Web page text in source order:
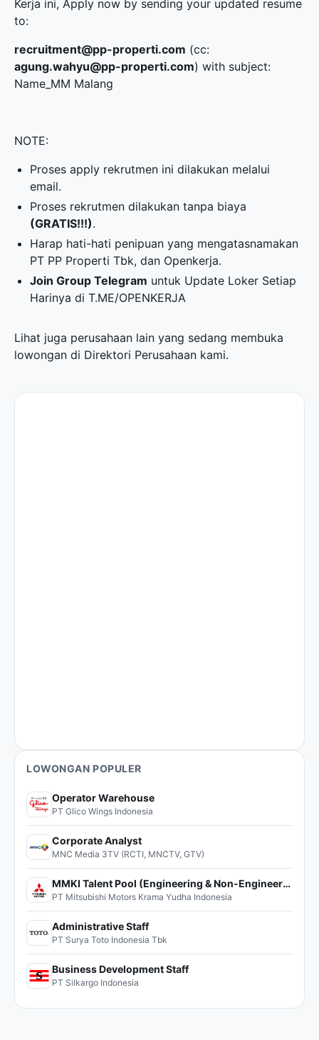
Kerja ini, Apply now by sending your updated resume
to:
recruitment@pp-properti.com (cc:
agung.wahyu@pp-properti.com) with subject:
Name_MM Malang
NOTE:
Proses apply rekrutmen ini dilakukan melalui
email.
Proses rekrutmen dilakukan tanpa biaya
(GRATIS!!!).
Harap hati-hati penipuan yang mengatasnamakan
PT PP Properti Tbk, dan Openkerja.
Join Group Telegram untuk Update Loker Setiap
Harinya diT.ME/OPENKERJA
Lihat juga perusahaan lain yang sedang membuka
lowongan di Direktori Perusahaan kami.
LOWONGAN POPULER
Operator Warehouse
PT Glico Wings Indonesia
Corporate Analyst
MNC Media 3TV (RCTI, MNCTV, GTV)
MMKI Talent Pool (Engineering & Non-Engineering)
PT Mitsubishi Motors Krama Yudha Indonesia
Administrative Staff
PT Surya Toto Indonesia Tbk
Business Development Staff
PT Silkargo Indonesia